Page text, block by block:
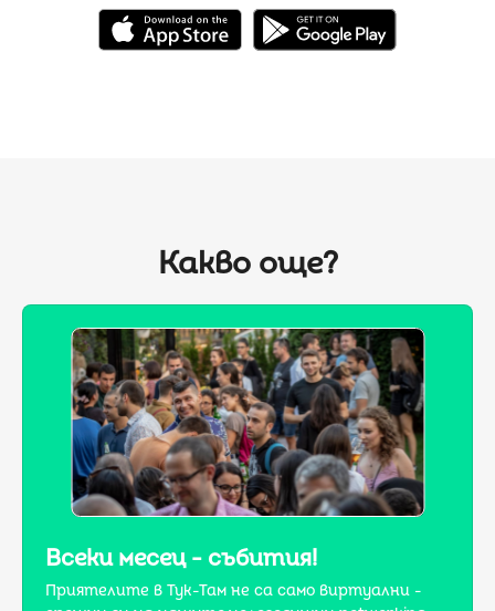
Какво още?
Всеки месец - събития!
Приятелите в Тук-Там не са само виртуални -